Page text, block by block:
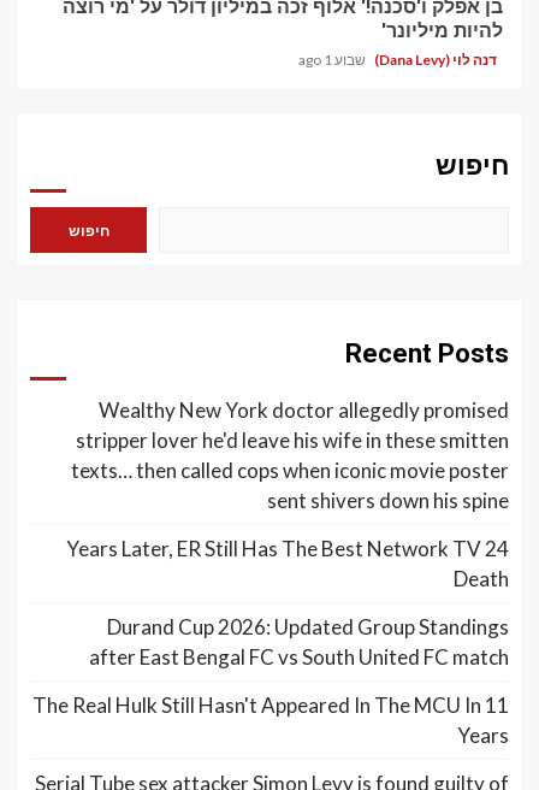
בן אפלק ו'סכנה!' אלוף זכה במיליון דולר על 'מי רוצה
להיות מיליונר'
דנה לוי (Dana Levy) שבוע 1 ago
חיפוש
חיפוש
Recent Posts
Wealthy New York doctor allegedly promised
stripper lover he'd leave his wife in these smitten
texts… then called cops when iconic movie poster
sent shivers down his spine
24 Years Later, ER Still Has The Best Network TV
Death
Durand Cup 2026: Updated Group Standings
after East Bengal FC vs South United FC match
The Real Hulk Still Hasn't Appeared In The MCU In 11
Years
Serial Tube sex attacker Simon Levy is found guilty of